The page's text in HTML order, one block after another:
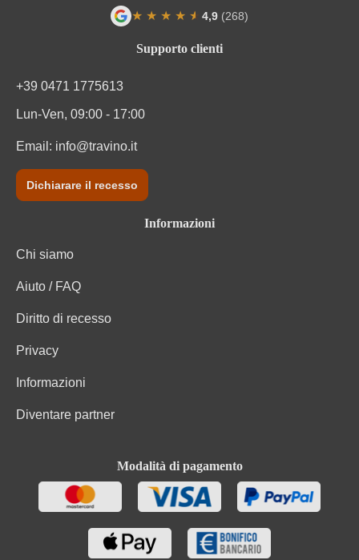
Residuo zuccherino
Solfiti
Varietà di uva
Supporto clienti
+39 0471 1775613
Lun-Ven, 09:00 - 17:00
Email: info@travino.it
Dichiarare il recesso
Informazioni
Chi siamo
Aiuto / FAQ
Diritto di recesso
Privacy
Informazioni
Diventare partner
Modalità di pagamento
★ ★ ★ ★ ★
★ 4,9 (268)